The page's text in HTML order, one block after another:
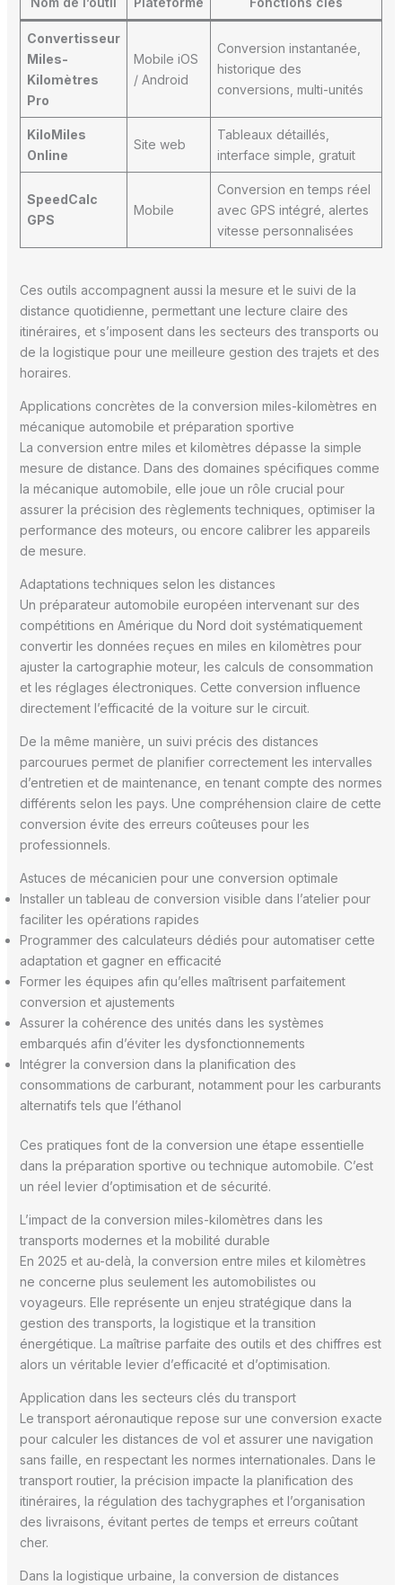
Convertisseur
Miles-
Kilomètres
Pro
Mobile iOS
/ Android
Conversion instantanée,
historique des
conversions, multi-unités
KiloMiles
Online
Site web
Tableaux détaillés,
interface simple, gratuit
SpeedCalc
GPS
Mobile
Conversion en temps réel
avec GPS intégré, alertes
vitesse personnalisées
Ces outils accompagnent aussi la mesure et le suivi de la
distance quotidienne, permettant une lecture claire des
itinéraires, et s’imposent dans les secteurs des transports ou
de la logistique pour une meilleure gestion des trajets et des
horaires.
Applications concrètes de la conversion miles-kilomètres en
mécanique automobile et préparation sportive
La conversion entre miles et kilomètres dépasse la simple
mesure de distance. Dans des domaines spécifiques comme
la mécanique automobile, elle joue un rôle crucial pour
assurer la précision des règlements techniques, optimiser la
performance des moteurs, ou encore calibrer les appareils
de mesure.
Adaptations techniques selon les distances
Un préparateur automobile européen intervenant sur des
compétitions en Amérique du Nord doit systématiquement
convertir les données reçues en miles en kilomètres pour
ajuster la cartographie moteur, les calculs de consommation
et les réglages électroniques. Cette conversion influence
directement l’efficacité de la voiture sur le circuit.
De la même manière, un suivi précis des distances
parcourues permet de planifier correctement les intervalles
d’entretien et de maintenance, en tenant compte des normes
différents selon les pays. Une compréhension claire de cette
conversion évite des erreurs coûteuses pour les
professionnels.
Astuces de mécanicien pour une conversion optimale
Installer un tableau de conversion visible dans l’atelier pour
faciliter les opérations rapides
Programmer des calculateurs dédiés pour automatiser cette
adaptation et gagner en efficacité
Former les équipes afin qu’elles maîtrisent parfaitement
conversion et ajustements
Assurer la cohérence des unités dans les systèmes
embarqués afin d’éviter les dysfonctionnements
Intégrer la conversion dans la planification des
consommations de carburant, notamment pour les carburants
alternatifs tels que l’éthanol
Ces pratiques font de la conversion une étape essentielle
dans la préparation sportive ou technique automobile. C’est
un réel levier d’optimisation et de sécurité.
L’impact de la conversion miles-kilomètres dans les
transports modernes et la mobilité durable
En 2025 et au-delà, la conversion entre miles et kilomètres
ne concerne plus seulement les automobilistes ou
voyageurs. Elle représente un enjeu stratégique dans la
gestion des transports, la logistique et la transition
énergétique. La maîtrise parfaite des outils et des chiffres est
alors un véritable levier d’efficacité et d’optimisation.
Application dans les secteurs clés du transport
Le transport aéronautique repose sur une conversion exacte
pour calculer les distances de vol et assurer une navigation
sans faille, en respectant les normes internationales. Dans le
transport routier, la précision impacte la planification des
itinéraires, la régulation des tachygraphes et l’organisation
des livraisons, évitant pertes de temps et erreurs coûtant
cher.
Dans la logistique urbaine, la conversion de distances